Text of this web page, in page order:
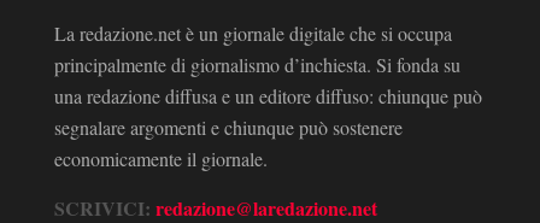
La redazione.net è un giornale digitale che si occupa
principalmente di giornalismo d’inchiesta. Si fonda su
una redazione diffusa e un editore diffuso: chiunque può
segnalare argomenti e chiunque può sostenere
economicamente il giornale.
SCRIVICI: redazione@laredazione.net